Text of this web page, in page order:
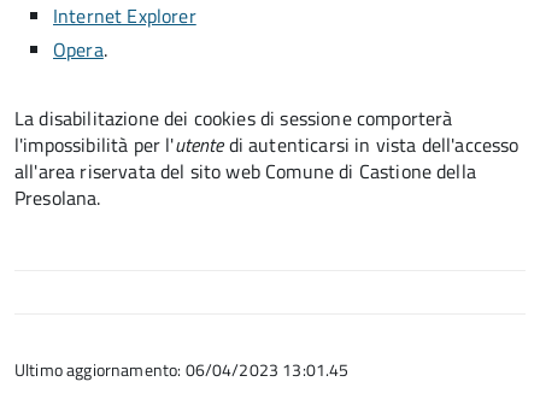
Internet Explorer
Opera.
La disabilitazione dei cookies di sessione comporterà
l'impossibilità per l'utentedi autenticarsi in vista dell'accesso
all'area riservata del sito web Comune di Castione della
Presolana.
Ultimo aggiornamento: 06/04/2023 13:01.45